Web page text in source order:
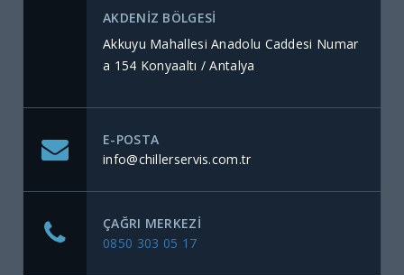
AKDENİZ BÖLGESİ
Akkuyu Mahallesi Anadolu Caddesi Numar
a 154 Konyaaltı / Antalya
E-POSTA
info@chillerservis.com.tr
ÇAĞRI MERKEZI
0850 303 05 17